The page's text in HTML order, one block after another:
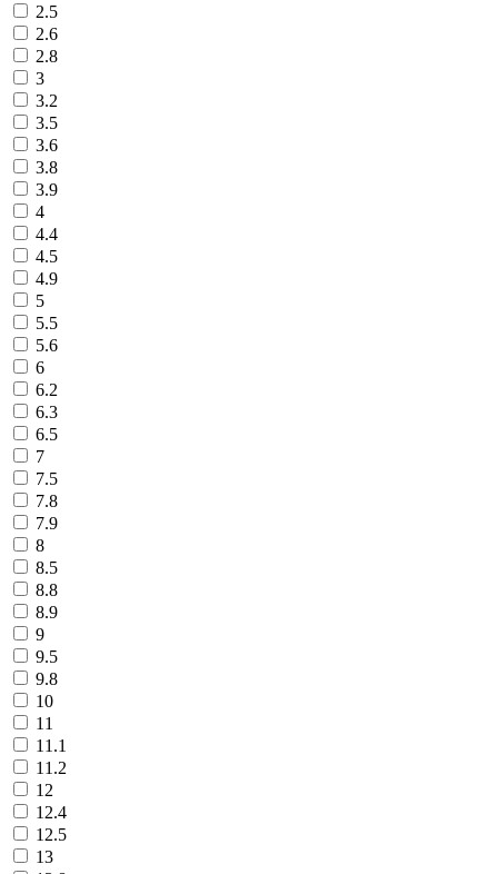
2.5
2.6
2.8
3
3.2
3.5
3.6
3.8
3.9
4
4.4
4.5
4.9
5
5.5
5.6
6
6.2
6.3
6.5
7
7.5
7.8
7.9
8
8.5
8.8
8.9
9
9.5
9.8
10
11
11.1
11.2
12
12.4
12.5
13